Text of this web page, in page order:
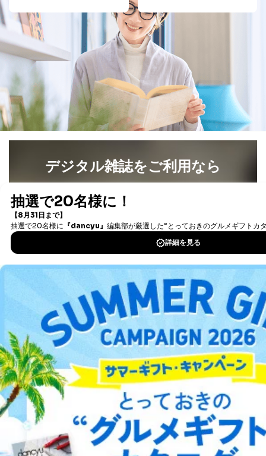
デジタル雑誌をご利用なら
書籍）が無料で読み放題！
DOWNLOAD FOR IOS
DOWNLOAD FOR ANDROID
ご利用方法はこちら
総合案内
アフィリエイト 採用情報
プレスリリース お問い合わせ
利用規約プライバシーポリシー 特定商取引法に基づく表示
出版社の皆様へ